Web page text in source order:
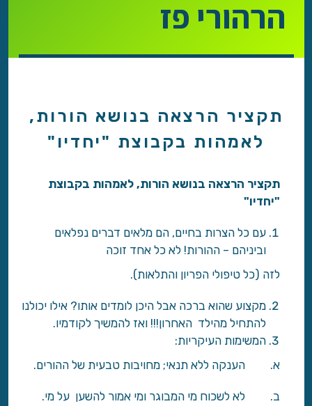
הרהורי פז
תקציר הרצאה בנושא הורות,
לאמהות בקבוצת "יחדיו"
תקציר הרצאה בנושא הורות, לאמהות בקבוצת
"יחדיו"
עם כל הצרות בחיים, הם מלאים דברים נפלאים
וביניהם – ההורות! לא כל אחד זוכה
לזה (כל טיפולי הפריון והתלאות).
מקצוע שהוא ברכה אבל היכן לומדים אותו? אילו יכולנו
להתחיל מהילד האחרון!!! ואז להמשיך לקודמיו.
המשימות העיקריות:
א. הענקה ללא תנאי; מחויבות טבעית של ההורים.
ב. לא לשכוח מי המבוגר ומי אמור להשען על מי.